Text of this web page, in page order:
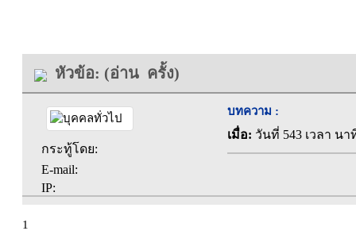
หัวข้อ: (อ่าน ครั้ง)
กระทู้โดย:
E-mail:
IP:
บทความ :
เมื่อ: วันที่ 543 เวลา นา
1